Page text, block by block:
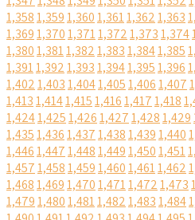
1,3581,3591,3601,3611,3621,363
1,3691,3701,3711,3721,3731,374
1,3801,3811,3821,3831,3841,385
1,3911,3921,3931,3941,3951,396
1,4021,4031,4041,4051,4061,407
1,4131,4141,4151,4161,4171,418
1,4241,4251,4261,4271,4281,429
1,4351,4361,4371,4381,4391,440
1,4461,4471,4481,4491,4501,451
1,4571,4581,4591,4601,4611,462
1,4681,4691,4701,4711,4721,473
1,4791,4801,4811,4821,4831,484